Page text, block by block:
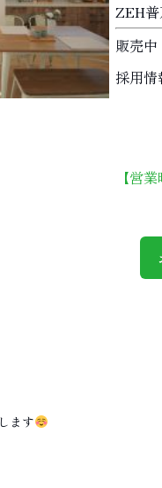
ZEH
販売
採用情
【営
ます